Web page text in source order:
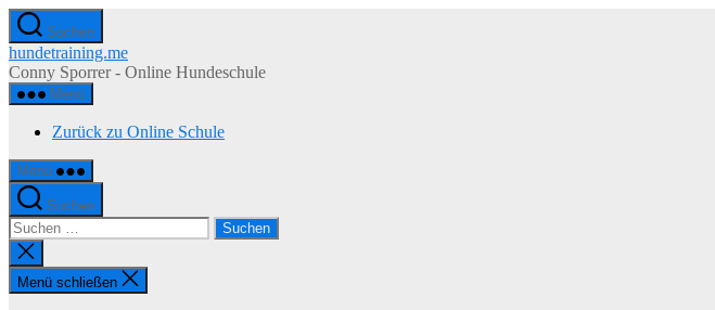
Zum
Inhalt
springen
Suchen
hundetraining.me
Conny Sporrer - Online Hundeschule
Menü
Zurück zu Online Schule
Menü
Suchen
Suchen
nach:
Suche
schließen
Menü schließen